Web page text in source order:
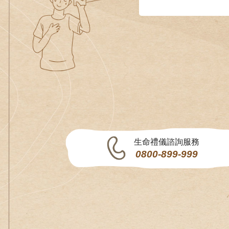
生命禮儀諮詢服務
0800-899-999